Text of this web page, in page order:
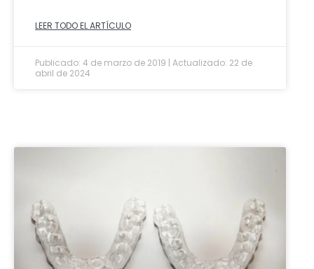
LEER TODO EL ARTÍCULO
Publicado: 4 de marzo de 2019 | Actualizado: 22 de
abril de 2024